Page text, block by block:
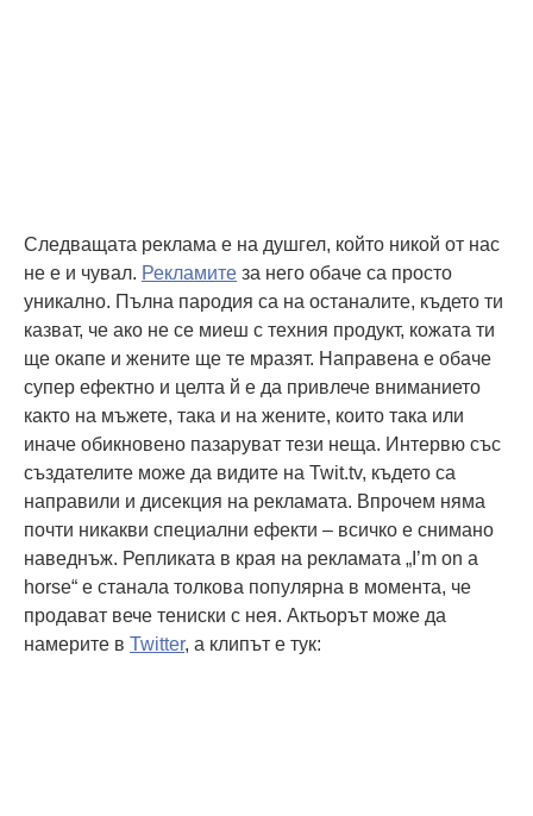
Следващата реклама е на душгел, който никой от нас
не е и чувал. Рекламите за него обаче са просто
уникално. Пълна пародия са на останалите, където ти
казват, че ако не се миеш с техния продукт, кожата ти
ще окапе и жените ще те мразят. Направена е обаче
супер ефектно и целта й е да привлече вниманието
както на мъжете, така и на жените, които така или
иначе обикновено пазаруват тези неща. Интервю със
създателите може да видите на Twit.tv, където са
направили и дисекция на рекламата. Впрочем няма
почти никакви специални ефекти – всичко е снимано
наведнъж. Репликата в края на рекламата „I’m on a
horse“ е станала толкова популярна в момента, че
продават вече тениски с нея. Актьорът може да
намерите в Twitter, а клипът е тук: